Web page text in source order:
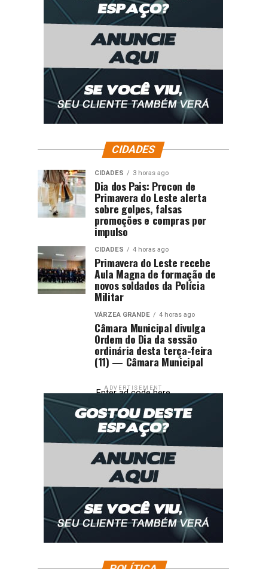
CIDADES
CIDADES 3 horas ago
Dia dos Pais: Procon de
Primavera do Leste alerta
sobre golpes, falsas
promoções e compras por
impulso
CIDADES 4 horas ago
Primavera do Leste recebe
Aula Magna de formação de
novos soldados da Polícia
Militar
VÁRZEA GRANDE 4 horas ago
Câmara Municipal divulga
Ordem do Dia da sessão
ordinária desta terça-feira
(11) — Câmara Municipal
ADVERTISEMENT
Enter ad code here